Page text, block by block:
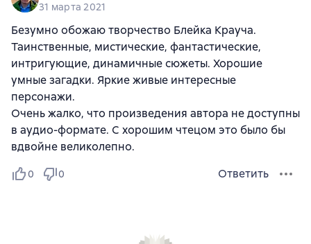
31 марта 2021
Безумно обожаю творчество Блейка Крауча.
Таинственные, мистические, фантастические,
интригующие, динамичные сюжеты. Хорошие
умные загадки. Яркие живые интересные
персонажи.
Очень жалко, что произведения автора не доступны
в аудио-формате. С хорошим чтецом это было бы
вдвойне великолепно.
0 0 Ответить